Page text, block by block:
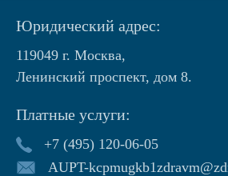
Юридический адрес:
119049 г. Москва,
Ленинский проспект, дом 8.
Платные услуги:
+7 (495) 120-06-05
AUPT-